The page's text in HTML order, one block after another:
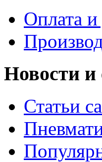
Оплата и
Новости и
Статьи